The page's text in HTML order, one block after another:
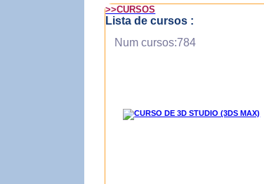
>>CURSOS
Lista de cursos :
Num cursos:784